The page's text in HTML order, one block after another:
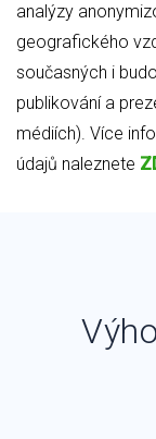
analýzy
geografického
současných i
publikování a
médiích). Více
údajů naleznete